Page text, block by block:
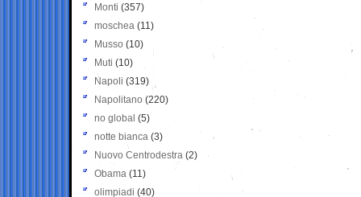
Monti (357)
moschea (11)
Musso (10)
Muti (10)
Napoli (319)
Napolitano (220)
no global (5)
notte bianca (3)
Nuovo Centrodestra (2)
Obama (11)
olimpiadi (40)